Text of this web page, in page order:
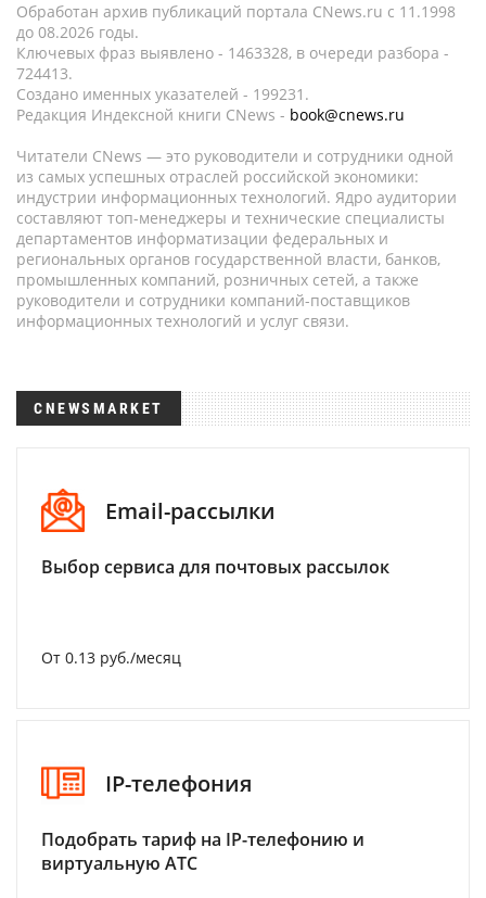
Обработан архив публикаций портала CNews.ru c 11.1998
до 08.2026 годы.
Ключевых фраз выявлено - 1463328, в очереди разбора -
724413.
Создано именных указателей - 199231.
Редакция Индексной книги CNews - book@cnews.ru
Читатели CNews — это руководители и сотрудники одной
из самых успешных отраслей российской экономики:
индустрии информационных технологий. Ядро аудитории
составляют топ-менеджеры и технические специалисты
департаментов информатизации федеральных и
региональных органов государственной власти, банков,
промышленных компаний, розничных сетей, а также
руководители и сотрудники компаний-поставщиков
информационных технологий и услуг связи.
CNEWSMARKET
Email-рассылки
Выбор сервиса для почтовых рассылок
От 0.13 руб./месяц
IP-телефония
Подобрать тариф на IP-телефонию и
виртуальную АТС